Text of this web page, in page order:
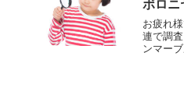
ボロニ
舗は？
お疲れ
連で調
ンマー